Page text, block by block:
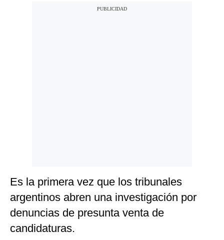
Es la primera vez que los tribunales
argentinos abren una investigación por
denuncias de presunta venta de
candidaturas.